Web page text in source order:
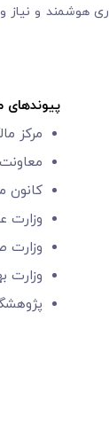
هوشمند و نیاز
پیوندهای
مرکز
کانون
وزارت
وزارت
وزارت